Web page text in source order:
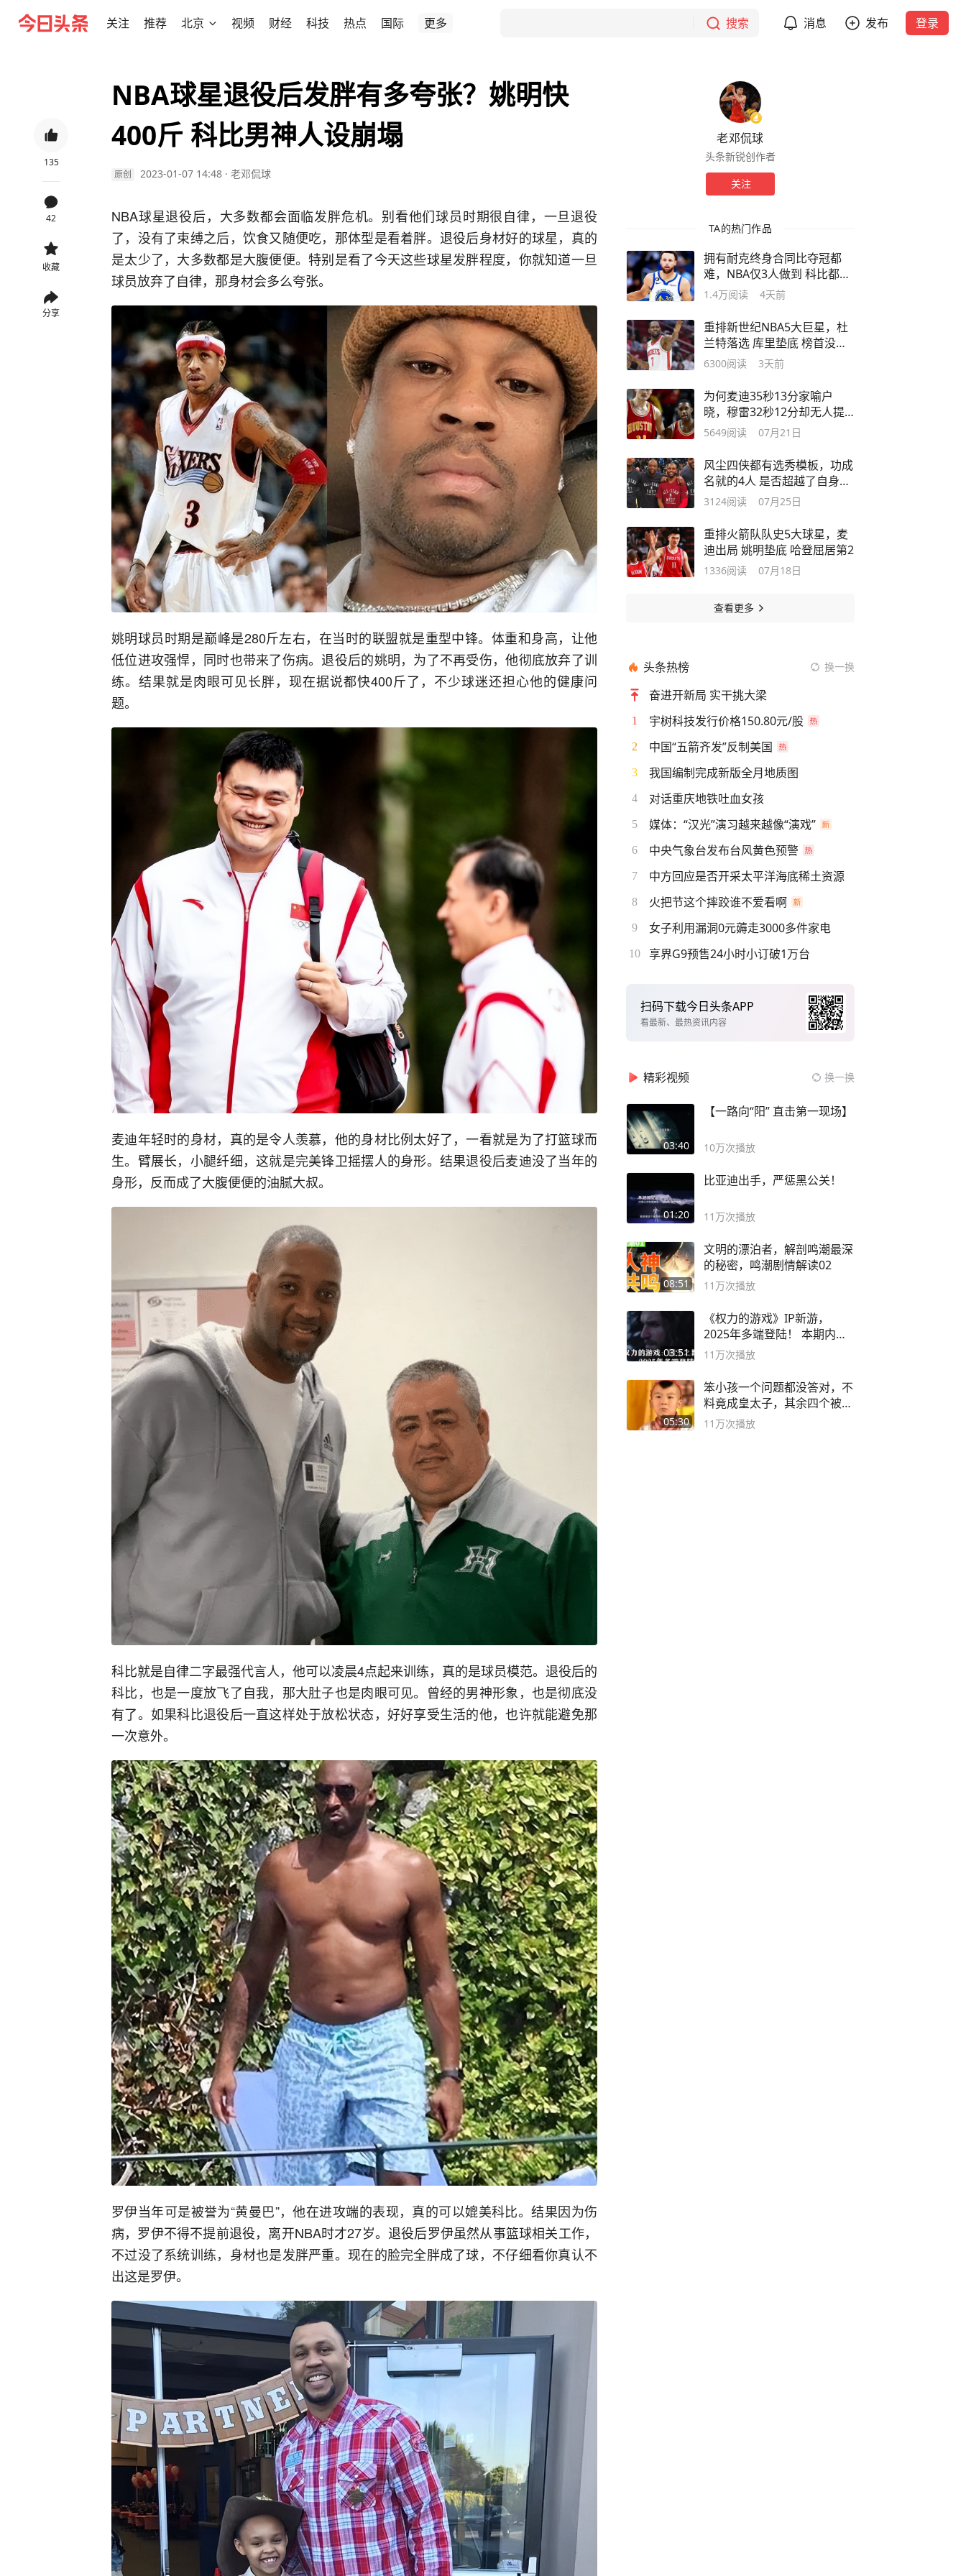
关注 推荐 北京 视频 财经 科技 热点 国际 更多 搜索 消息 发布 登录
135
42
收藏
分享
NBA球星退役后发胖有多夸张？姚明快
400斤 科比男神人设崩塌
原创 2023-01-07 14:48 · 老邓侃球
NBA球星退役后，大多数都会面临发胖危机。别看他们球员时期很自律，一旦退役
了，没有了束缚之后，饮食又随便吃，那体型是看着胖。退役后身材好的球星，真的
是太少了，大多数都是大腹便便。特别是看了今天这些球星发胖程度，你就知道一旦
球员放弃了自律，那身材会多么夸张。
姚明球员时期是巅峰是280斤左右，在当时的联盟就是重型中锋。体重和身高，让他
低位进攻强悍，同时也带来了伤病。退役后的姚明，为了不再受伤，他彻底放弃了训
练。结果就是肉眼可见长胖，现在据说都快400斤了，不少球迷还担心他的健康问
题。
麦迪年轻时的身材，真的是令人羡慕，他的身材比例太好了，一看就是为了打篮球而
生。臂展长，小腿纤细，这就是完美锋卫摇摆人的身形。结果退役后麦迪没了当年的
身形，反而成了大腹便便的油腻大叔。
科比就是自律二字最强代言人，他可以凌晨4点起来训练，真的是球员模范。退役后的
科比，也是一度放飞了自我，那大肚子也是肉眼可见。曾经的男神形象，也是彻底没
有了。如果科比退役后一直这样处于放松状态，好好享受生活的他，也许就能避免那
一次意外。
罗伊当年可是被誉为“黄曼巴”，他在进攻端的表现，真的可以媲美科比。结果因为伤
病，罗伊不得不提前退役，离开NBA时才27岁。退役后罗伊虽然从事篮球相关工作，
不过没了系统训练，身材也是发胖严重。现在的脸完全胖成了球，不仔细看你真认不
出这是罗伊。
老邓侃球
头条新锐创作者
关注
TA的热门作品
拥有耐克终身合同比夺冠都
难，NBA仅3人做到 科比都不
够格
1.4万阅读 4天前
重排新世纪NBA5大巨星，杜
兰特落选 库里垫底 榜首没争
议
6300阅读 3天前
为何麦迪35秒13分家喻户
晓，穆雷32秒12分却无人提
及？
5649阅读 07月21日
风尘四侠都有选秀模板，功成
名就的4人 是否超越了自身模
板？
3124阅读 07月25日
重排火箭队队史5大球星，麦
迪出局 姚明垫底 哈登屈居第2
1336阅读 07月18日
查看更多
头条热榜 换一换
奋进开新局 实干挑大梁
1 宇树科技发行价格150.80元/股
2 中国“五箭齐发”反制美国
3 我国编制完成新版全月地质图
4 对话重庆地铁吐血女孩
5 媒体：“汉光”演习越来越像“演戏”
6 中央气象台发布台风黄色预警
7 中方回应是否开采太平洋海底稀土资源
8 火把节这个摔跤谁不爱看啊
9 女子利用漏洞0元薅走3000多件家电
10 享界G9预售24小时小订破1万台
扫码下载今日头条APP
看最新、最热资讯内容
精彩视频 换一换
03:40
【一路向“阳” 直击第一现场】
10万次播放
01:20
比亚迪出手，严惩黑公关！
11万次播放
08:51
文明的漂泊者，解剖鸣潮最深
的秘密，鸣潮剧情解读02
11万次播放
03:51
《权力的游戏》IP新游，
2025年多端登陆！ 本期内容
概要
11万次播放
05:30
笨小孩一个问题都没答对，不
料竟成皇太子，其余四个被处
死
11万次播放